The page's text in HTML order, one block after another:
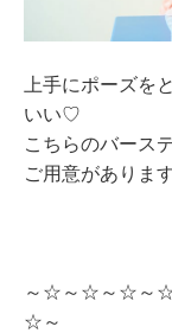
上手にポーズを
いい♡
こちらのバース
ご用意がありま
～☆～☆～☆～
☆～